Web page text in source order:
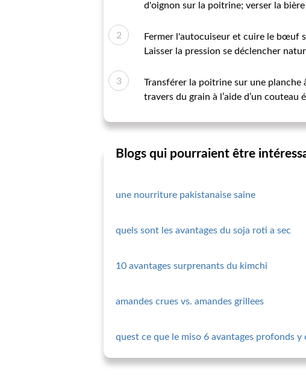
d'oignon sur la poitrine; verser la
Fermer l'autocuiseur et cuire le bœuf
Laisser la pression se déclencher
Transférer la poitrine sur une planche
travers du grain à l’aide d’un couteau
Blogs qui pourraient être
une nourriture pakistanaise saine
quels sont les avantages du soja roti a sec
10 avantages surprenants du kimchi
amandes crues vs. amandes grillees
quest ce que le miso 6 avantages profonds